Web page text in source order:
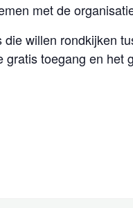
met de
willen rondkijken
toegang en het